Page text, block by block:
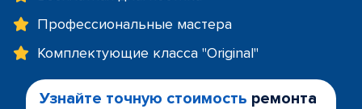
Профессиональные мастера
Комплектующие класса "Original"
Узнайте точную стоимость ремонта